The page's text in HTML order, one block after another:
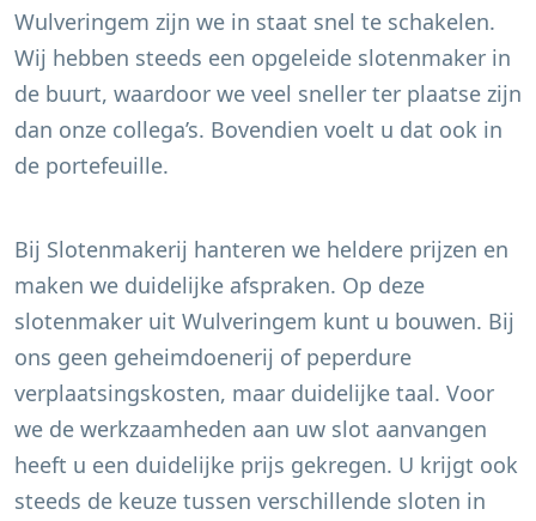
Wulveringem zijn we in staat snel te schakelen.
Wij hebben steeds een opgeleide slotenmaker in
de buurt, waardoor we veel sneller ter plaatse zijn
dan onze collega’s. Bovendien voelt u dat ook in
de portefeuille.
Bij Slotenmakerij hanteren we heldere prijzen en
maken we duidelijke afspraken. Op deze
slotenmaker uit Wulveringem kunt u bouwen. Bij
ons geen geheimdoenerij of peperdure
verplaatsingskosten, maar duidelijke taal. Voor
we de werkzaamheden aan uw slot aanvangen
heeft u een duidelijke prijs gekregen. U krijgt ook
steeds de keuze tussen verschillende sloten in